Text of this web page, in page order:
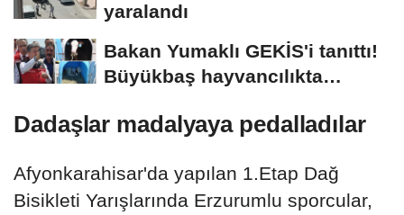
yaralandı
Bakan Yumaklı GEKİS'i tanıttı!
Büyükbaş hayvancılıkta
Dadaşlar madalyaya pedalladılar
Afyonkarahisar'da yapılan 1.Etap Dağ
Bisikleti Yarışlarında Erzurumlu sporcular,